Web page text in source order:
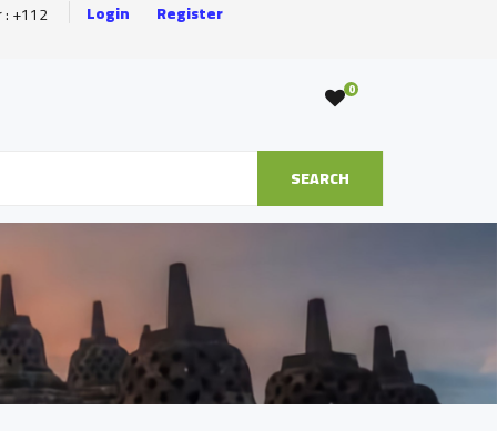
: +112 Login Register
0
SEARCH